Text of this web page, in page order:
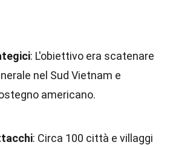
: L'obiettivo era scatenare
nel Sud Vietnam e
americano.
: Circa 100 città e villaggi